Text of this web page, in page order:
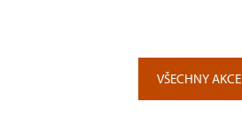
VŠECHNY AKCE